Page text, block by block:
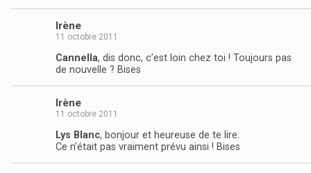
Irène
11 octobre 2011
Cannella, dis donc, c’est loin chez toi ! Toujours pas
de nouvelle ? Bises
Irène
11 octobre 2011
Lys Blanc, bonjour et heureuse de te lire.
Ce n’était pas vraiment prévu ainsi ! Bises